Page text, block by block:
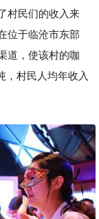
村民们的收入来
位于临沧市东部
道，使该村的咖
，村民人均年收入